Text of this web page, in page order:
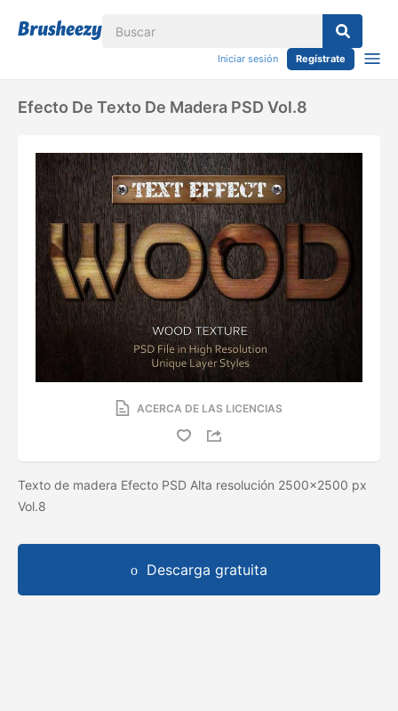
Iniciar sesión Regístrate
Efecto De Texto De Madera PSD Vol.8
ACERCA DE LAS LICENCIAS
Texto de madera Efecto PSD Alta resolución 2500x2500 px
Vol.8
Descarga gratuita